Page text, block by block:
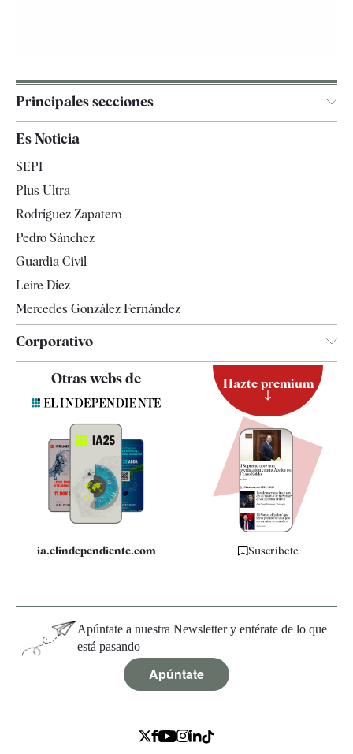
Principales secciones
España
Televisión
Es Noticia
SEPI
Plus Ultra
Rodríguez Zapatero
Pedro Sánchez
Guardia Civil
Leire Díez
Mercedes González Fernández
Corporativo
Contacto
Quiénes somos
Especificaciones
Otras webs de
ia.elindependiente.com
Hazte premium
Suscríbete
Apúntate a nuestra Newsletter y entérate de lo que
está pasando
Apúntate